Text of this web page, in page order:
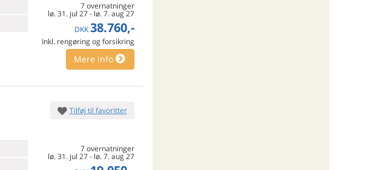
7 overnatninger
lø. 31. jul 27- lø. 7. aug 27
DKK 38.760,-
Inkl. rengøring og forsikring
Mere info
Tilføj til favoritter
7 overnatninger
lø. 31. jul 27- lø. 7. aug 27